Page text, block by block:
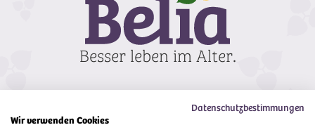
Datenschutzbestimmungen
Wir verwenden Cookies